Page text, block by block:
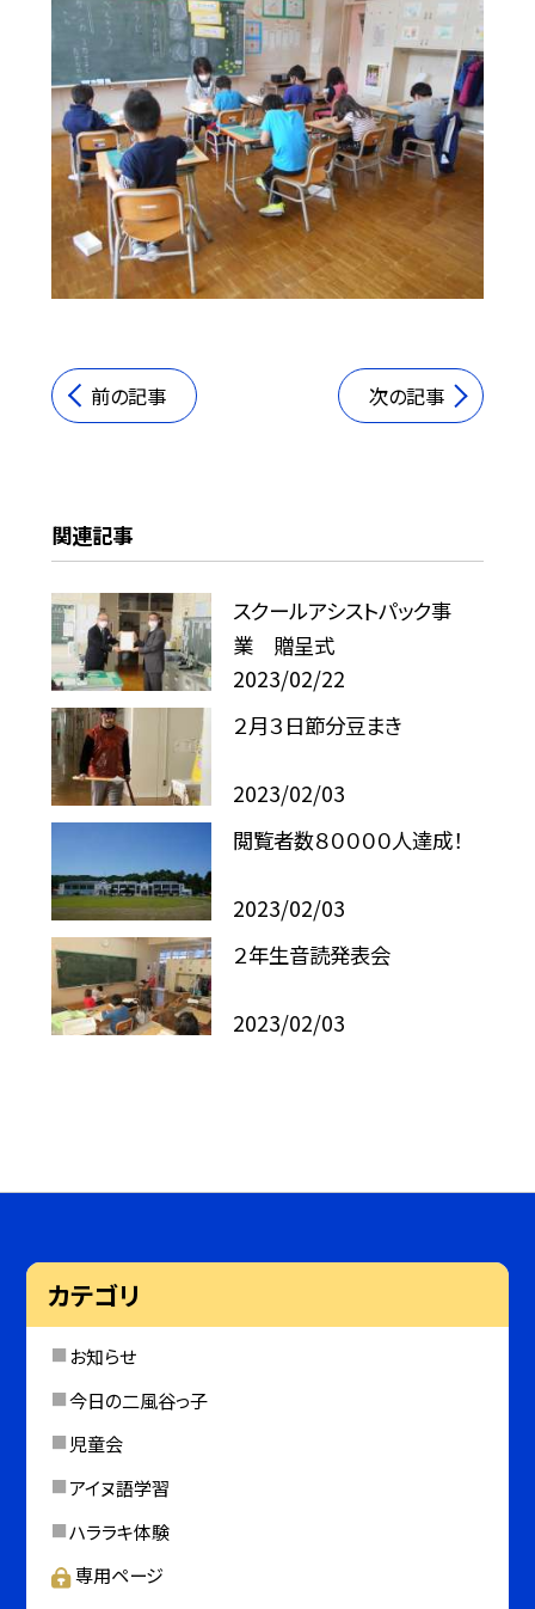
前の記事 次の記事
関連記事
スクールアシストパック事
業 贈呈式
2023/02/22
２月３日節分豆まき
2023/02/03
閲覧者数８００００人達成！
2023/02/03
２年生音読発表会
2023/02/03
カテゴリ
お知らせ
今日の二風谷っ子
児童会
アイヌ語学習
ハララキ体験
専用ページ